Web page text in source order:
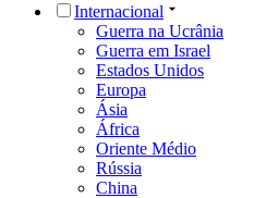
Internacional
Guerra na Ucrânia
Guerra em Israel
Estados Unidos
Europa
Ásia
África
Oriente Médio
Rússia
China